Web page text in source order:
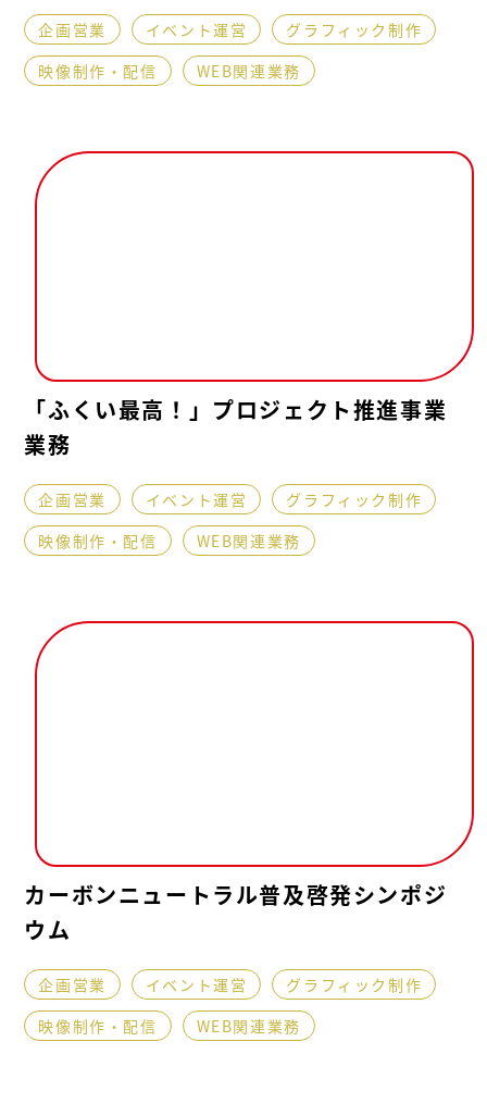
企画営業 イベント運営
グラフィック制作
映像制作・配信
WEB関連業務
「ふくい最高！」プロジェクト推進事業
業務
企画営業 イベント運営
グラフィック制作
映像制作・配信
WEB関連業務
カーボンニュートラル普及啓発シンポジ
ウム
企画営業 イベント運営
グラフィック制作
映像制作・配信
WEB関連業務